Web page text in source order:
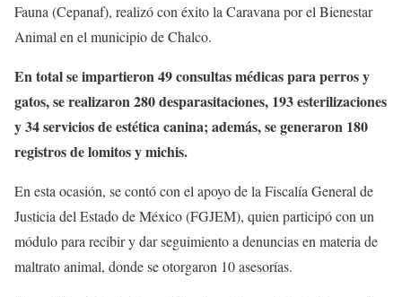
Fauna (Cepanaf), realizó con éxito la Caravana por el Bienestar
Animal en el municipio de Chalco.
En total se impartieron 49 consultas médicas para perros y
gatos, se realizaron 280 desparasitaciones, 193 esterilizaciones
y 34 servicios de estética canina; además, se generaron 180
registros de lomitos y michis.
En esta ocasión, se contó con el apoyo de la Fiscalía General de
Justicia del Estado de México (FGJEM), quien participó con un
módulo para recibir y dar seguimiento a denuncias en materia de
maltrato animal, donde se otorgaron 10 asesorías.